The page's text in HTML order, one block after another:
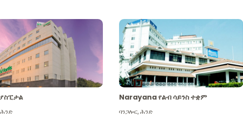
ሕንድ
Narayana የልብ ሳይንስ ተቋም
ባንጋሎር,ሕንድ